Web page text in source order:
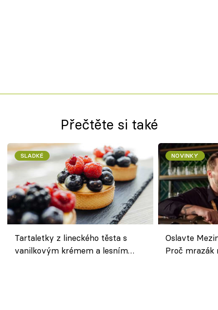
Přečtěte si také
SLADKÉ
Tartaletky z lineckého těsta s
vanilkovým krémem a lesním
NOVINKY
Oslavte
Proč